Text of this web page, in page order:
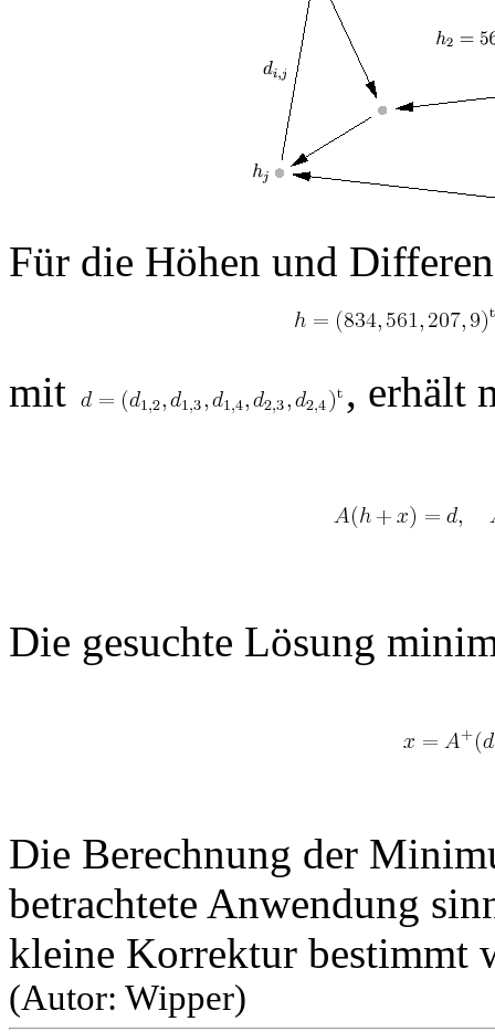
Für die Höhen und
mit , erhält
Die gesuchte Lösung
Die Berechnung der
betrachtete Anwendung
kleine Korrektur bestimmt
(Autor: Wipper)